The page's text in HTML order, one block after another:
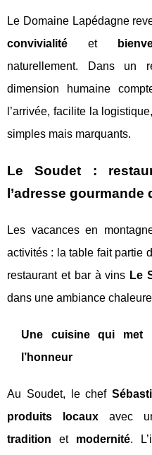
Le Domaine Lapédagne
convivialité et
naturellement. Dans un
dimension humaine
l’arrivée, facilite la
simples mais marquants.
Le Soudet :
l’adresse gourmande
Les vacances en
activités : la table fait partie
restaurant et bar à vins Le
dans une ambiance
Une cuisine qui met
l’honneur
Au Soudet, le chef
produits locaux avec
tradition et modernité.